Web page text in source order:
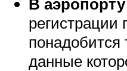
регистрации
понадобится
данные